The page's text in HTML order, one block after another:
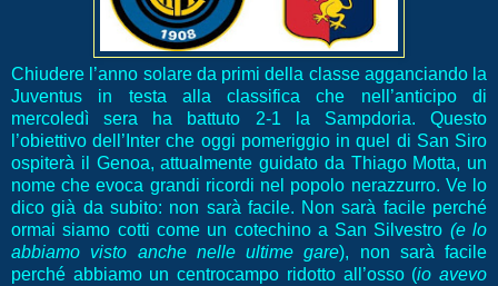
Chiudere l’anno solare da primi della classe agganciando la
Juventus in testa alla classifica che nell’anticipo di
mercoledì sera ha battuto 2-1 la Sampdoria. Questo
l’obiettivo dell’Inter che oggi pomeriggio in quel di San Siro
ospiterà il Genoa, attualmente guidato da Thiago Motta, un
nome che evoca grandi ricordi nel popolo nerazzurro. Ve lo
dico già da subito: non sarà facile. Non sarà facile perché
ormai siamo cotti come un cotechino a San Silvestro (e lo
abbiamo visto anche nelle ultime gare), non sarà facile
perché abbiamo un centrocampo ridotto all’osso (io avevo